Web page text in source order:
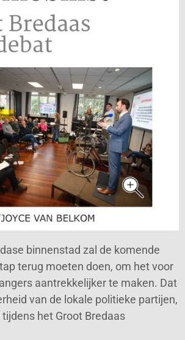
binnenstad zal de komende
terug moeten doen, om het voor
aantrekkelijker te maken. Dat
van de lokale politieke partijen,
het Groot Bredaas